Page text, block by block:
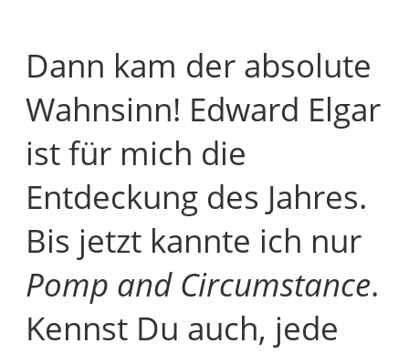
Dann kam der absolute
Wahnsinn! Edward Elgar
ist für mich die
Entdeckung des Jahres.
Bis jetzt kannte ich nur
Pomp and Circumstance.
Kennst Du auch, jede